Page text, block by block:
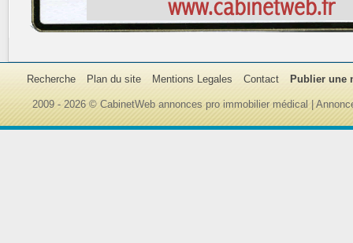
Recherche Plan du site Mentions Legales Contact Publier une
2009 - 2026 © CabinetWeb annonces pro immobilier médical |